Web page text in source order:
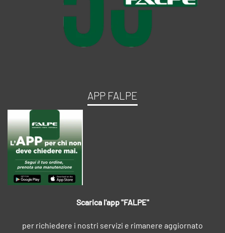
APP FALPE
Scarica l'app "FALPE"
per richiedere i nostri servizi e rimanere aggiornato